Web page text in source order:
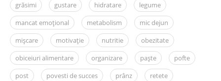
grăsimi
gustare hidratare
legume
mancat emoțional
metabolism
mic dejun
mișcare
motivație nutritie
obezitate
obiceiuri alimentare
organizare paște
pofte
post
povesti de succes prânz
retete